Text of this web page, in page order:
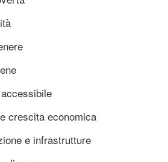
crescita economica
e infrastrutture